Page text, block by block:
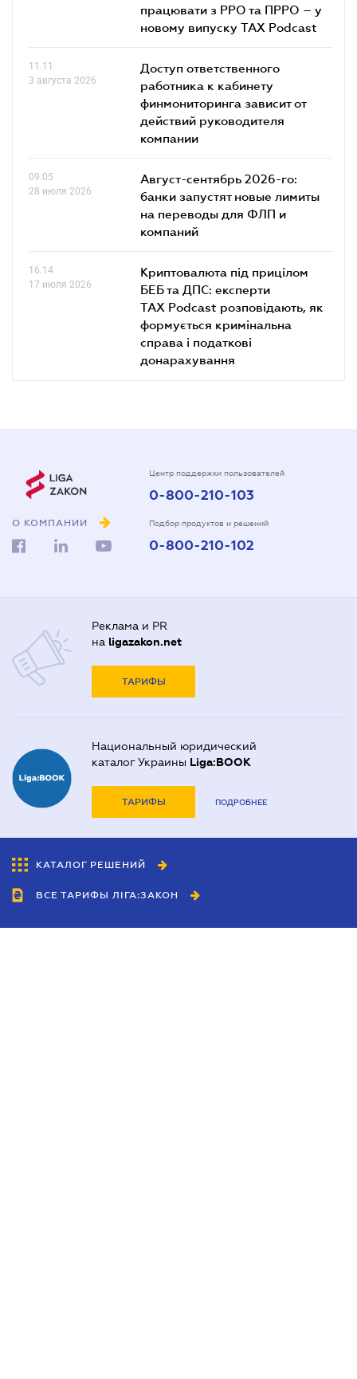
працювати з РРО та ПРРО – у
новому випуску TAX Podcast
11.11
3 августа 2026
Доступ ответственного
работника к кабинету
финмониторинга зависит от
действий руководителя
компании
09.05
28 июля 2026
Август-сентябрь 2026-го:
банки запустят новые лимиты
на переводы для ФЛП и
компаний
16.14
17 июля 2026
Криптовалюта під прицілом
БЕБ та ДПС: експерти
TAX Podcast розповідають, як
формується кримінальна
справа і податкові
донарахування
О КОМПАНИИ
Центр поддержки пользователей
0-800-210-103
Подбор продуктов и решений
0-800-210-102
Реклама и PR
на ligazakon.net
ТАРИФЫ
Национальный юридический
каталог Украины Liga:BOOK
ТАРИФЫ ПОДРОБНЕЕ
КАТАЛОГ РЕШЕНИЙ
ВСЕ ТАРИФЫ ЛІГА:ЗАКОН